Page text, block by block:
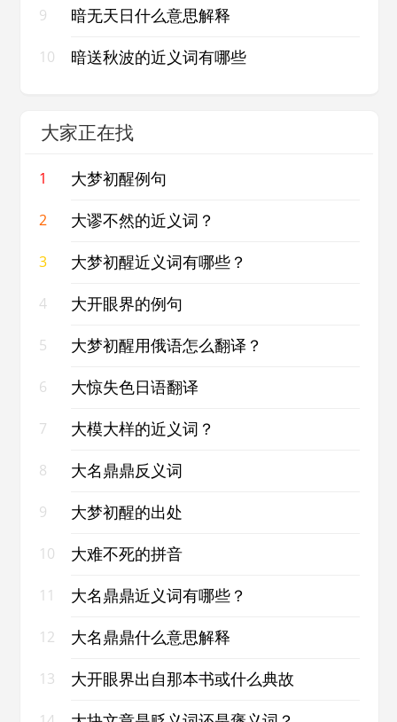
9 暗无天日什么意思解释
10 暗送秋波的近义词有哪些
大家正在找
1 大梦初醒例句
2 大谬不然的近义词？
3 大梦初醒近义词有哪些？
4 大开眼界的例句
5 大梦初醒用俄语怎么翻译？
6 大惊失色日语翻译
7 大模大样的近义词？
8 大名鼎鼎反义词
9 大梦初醒的出处
10 大难不死的拼音
11 大名鼎鼎近义词有哪些？
12 大名鼎鼎什么意思解释
13 大开眼界出自那本书或什么典故